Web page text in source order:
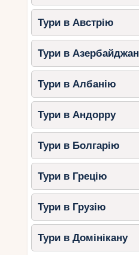
Тури в Австрію
Тури в Азербайджан
Тури в Албанію
Тури в Андорру
Тури в Болгарію
Тури в Грецію
Тури в Грузію
Тури в Домінікану